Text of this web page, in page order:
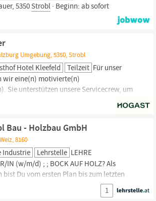
5350 Strobl · Beginn: ab sofort
Umgebung, 5350, Strobl
Hotel Kleefeld Teilzeit Für unser
wir eine(n) motivierte(n)
Sie unterstützen unsere Servicecrew, um
aus Küche und Keller zu
sind das Frühstücksservice, Auf- und
herausfordernde Tätigkeit in einem
Bau - Holzbau GmbH
8160
Industrie Lehrstelle LEHRE
IN (w/m/d) ; ; BOCK AUF HOLZ? Als
Du vom ersten Plan bis zum letzten
Du baust Großes – mit Köpfchen,
Handwerk. DEIN JOB ALS
1